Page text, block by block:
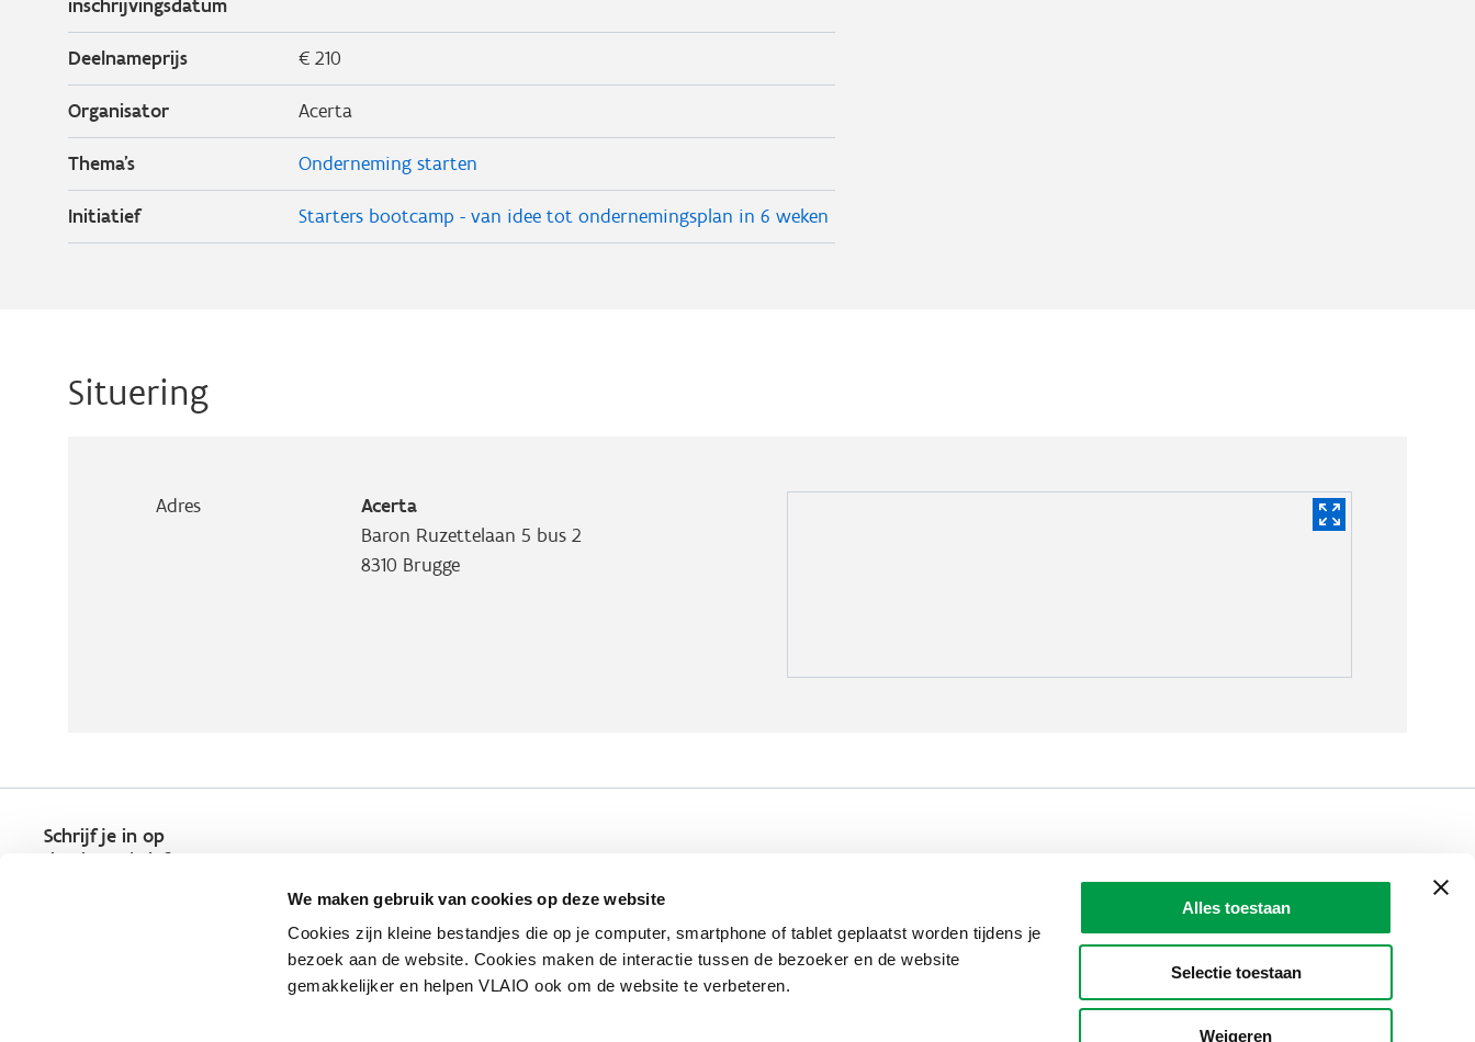
We maken gebruik van cookies op deze website
Cookies zijn kleine bestandjes die op je computer, smartphone of tablet geplaatst worden tijdens je
bezoek aan de website. Cookies maken de interactie tussen de bezoeker en de website
gemakkelijker en helpen VLAIO ook om de website te verbeteren.
Alles toestaan
Selectie toestaan
Weigeren
inschrijvingsdatum
Deelnameprijs € 210
Organisator Acerta
Thema's Onderneming starten
Initiatief Starters bootcamp - van idee tot ondernemingsplan in 6 weken
Situering
Adres
Acerta
Baron Ruzettelaan 5 bus 2
8310 Brugge
Schrijf je in op
de nieuwsbrief
Communicatieverplichtingen & logo'sKlachten, meldingen & fraudebestrijding